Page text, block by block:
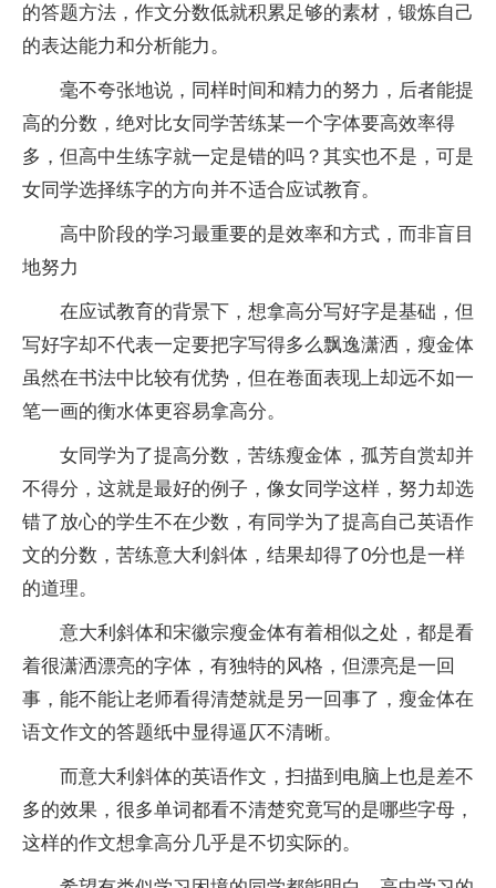
的答题方法，作文分数低就积累足够的素材，锻炼自己
的表达能力和分析能力。
毫不夸张地说，同样时间和精力的努力，后者能提
高的分数，绝对比女同学苦练某一个字体要高效率得
多，但高中生练字就一定是错的吗？其实也不是，可是
女同学选择练字的方向并不适合应试教育。
高中阶段的学习最重要的是效率和方式，而非盲目
地努力
在应试教育的背景下，想拿高分写好字是基础，但
写好字却不代表一定要把字写得多么飘逸潇洒，瘦金体
虽然在书法中比较有优势，但在卷面表现上却远不如一
笔一画的衡水体更容易拿高分。
女同学为了提高分数，苦练瘦金体，孤芳自赏却并
不得分，这就是最好的例子，像女同学这样，努力却选
错了放心的学生不在少数，有同学为了提高自己英语作
文的分数，苦练意大利斜体，结果却得了0分也是一样
的道理。
意大利斜体和宋徽宗瘦金体有着相似之处，都是看
着很潇洒漂亮的字体，有独特的风格，但漂亮是一回
事，能不能让老师看得清楚就是另一回事了，瘦金体在
语文作文的答题纸中显得逼仄不清晰。
而意大利斜体的英语作文，扫描到电脑上也是差不
多的效果，很多单词都看不清楚究竟写的是哪些字母，
这样的作文想拿高分几乎是不切实际的。